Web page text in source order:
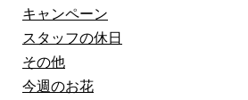
キャンペーン
スタッフの休日
その他
今週のお花